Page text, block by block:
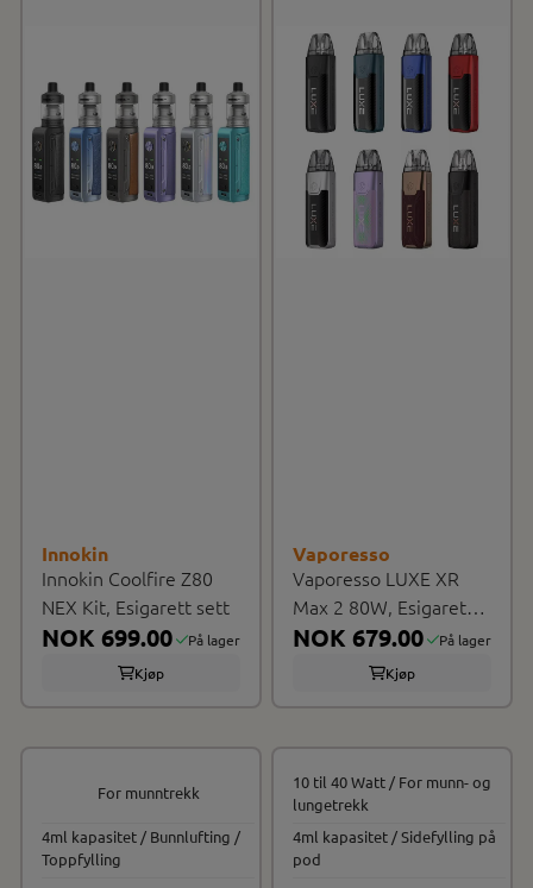
Innokin
Innokin Coolfire Z80
NEX Kit, Esigarett sett
NOK 699.00
På lager
Kjøp
Vaporesso
Vaporesso LUXE XR
Max 2 80W, Esigarett
Sett
NOK 679.00
På lager
Kjøp
For munntrekk
4ml kapasitet / Bunnlufting /
Toppfylling
10 til 40 Watt / For munn- og
lungetrekk
4ml kapasitet / Sidefylling på
pod